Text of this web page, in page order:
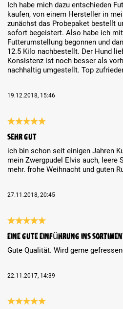
Ich habe mich dazu entschieden
kaufen, von einem Hersteller in
zunächst das Probepaket bestellt
sofort begeistert. Also habe ich
Futterumstellung begonnen und
12.5 Kilo nachbestellt. Der Hund
Konsistenz ist noch besser als
nachhaltig umgestellt. Top
19.12.2018, 15:46
sehr gut
ich bin schon seit einigen Jahren
mein Zwergpudel Elvis auch, leere
mehr. frohe Weihnacht und guten
27.11.2018, 20:45
Eine gute Einführung ins
Gute Qualität. Wird gerne
22.11.2017, 14:39